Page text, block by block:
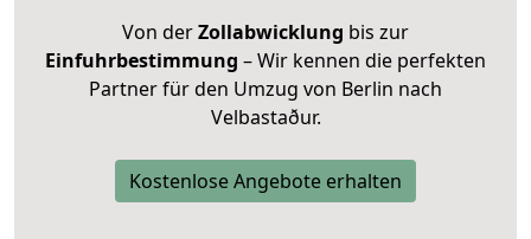
Von derZollabwicklung bis zur
Einfuhrbestimmung – Wir kennen die perfekten
Partner für den Umzug von Berlin nach
Velbastaður.
Kostenlose Angebote erhalten